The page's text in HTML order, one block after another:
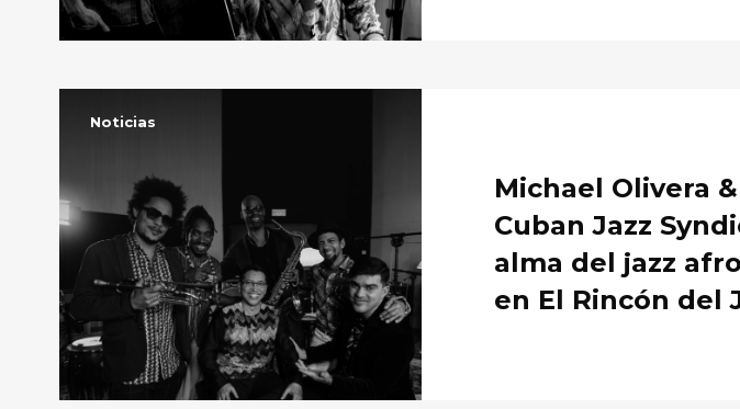
Noticias
Michael Olivera
Cuban Jazz
alma del jazz
en El Rincón del